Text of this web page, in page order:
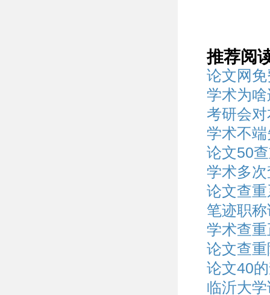
推荐阅
论文网
学术为
考研会
学术不
论文50
学术多
论文查
笔迹职
学术查
论文查
论文40
临沂大